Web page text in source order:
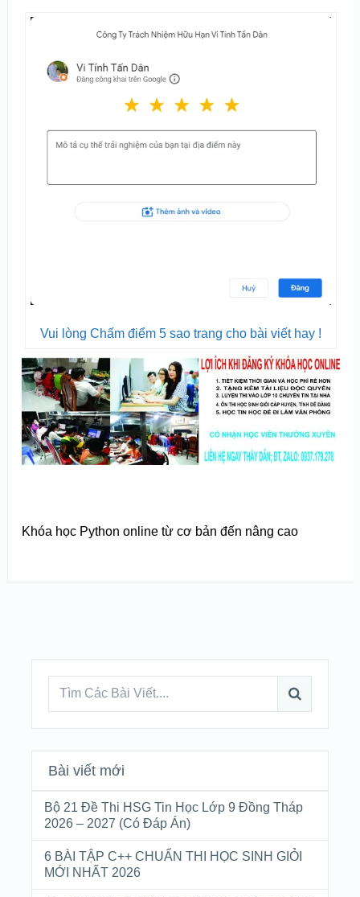
Vui lòng Chấm điểm 5 sao trang cho bài viết hay !
Khóa học Python online từ cơ bản đến nâng cao
Bài viết mới
Bộ 21 Đề Thi HSG Tin Học Lớp 9 Đồng Tháp
2026 – 2027 (Có Đáp Án)
6 BÀI TẬP C++ CHUẨN THI HỌC SINH GIỎI
MỚI NHẤT 2026